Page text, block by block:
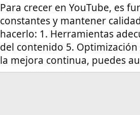
Para crecer en YouTube, es
constantes y mantener
hacerlo: 1. Herramientas
del contenido 5.
la mejora continua, puedes